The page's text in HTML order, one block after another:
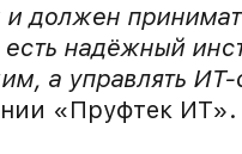
должен
надёжный
а управлять
«Пруфтек ИТ».